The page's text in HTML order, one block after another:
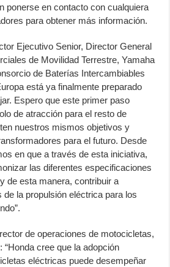
ponerse en contacto con cualquiera
para obtener más información.
Ejecutivo Senior, Director General
de Movilidad Terrestre, Yamaha
de Baterías Intercambiables
está ya finalmente preparado
Espero que este primer paso
de atracción para el resto de
nuestros mismos objetivos y
para el futuro. Desde
en que a través de esta iniciativa,
las diferentes especificaciones
de esta manera, contribuir a
la propulsión eléctrica para los
de operaciones de motocicletas,
“Honda cree que la adopción
eléctricas puede desempeñar